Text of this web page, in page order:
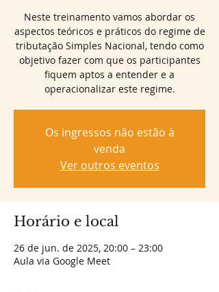
Neste treinamento vamos abordar os
aspectos teóricos e práticos do regime de
tributação Simples Nacional, tendo como
objetivo fazer com que os participantes
fiquem aptos a entender e a
Os ingressos não estão à
venda
Ver outros eventos
Horário e local
26 de jun. de 2025, 20:00 – 23:00
Aula via Google Meet